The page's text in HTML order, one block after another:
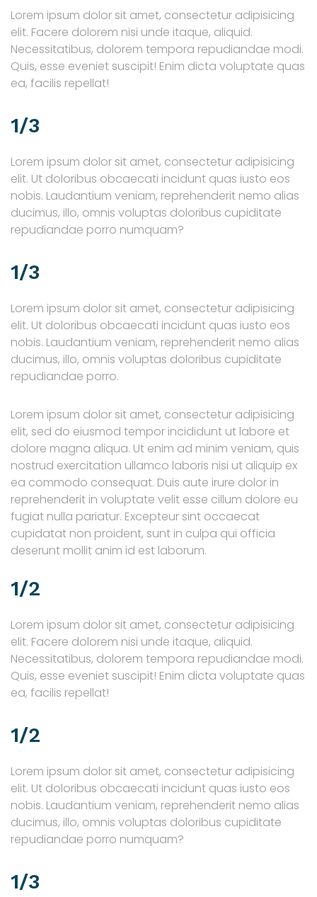
Lorem ipsum dolor sit amet, consectetur adipisicing
elit. Facere dolorem nisi unde itaque, aliquid.
Necessitatibus, dolorem tempora repudiandae modi.
Quis, esse eveniet suscipit! Enim dicta voluptate quas
ea, facilis repellat!
1/3
Lorem ipsum dolor sit amet, consectetur adipisicing
elit. Ut doloribus obcaecati incidunt quas iusto eos
nobis. Laudantium veniam, reprehenderit nemo alias
ducimus, illo, omnis voluptas doloribus cupiditate
repudiandae porro numquam?
1/3
Lorem ipsum dolor sit amet, consectetur adipisicing
elit. Ut doloribus obcaecati incidunt quas iusto eos
nobis. Laudantium veniam, reprehenderit nemo alias
ducimus, illo, omnis voluptas doloribus cupiditate
repudiandae porro.
Lorem ipsum dolor sit amet, consectetur adipisicing
elit, sed do eiusmod tempor incididunt ut labore et
dolore magna aliqua. Ut enim ad minim veniam, quis
nostrud exercitation ullamco laboris nisi ut aliquip ex
ea commodo consequat. Duis aute irure dolor in
reprehenderit in voluptate velit esse cillum dolore eu
fugiat nulla pariatur. Excepteur sint occaecat
cupidatat non proident, sunt in culpa qui officia
deserunt mollit anim id est laborum.
1/2
Lorem ipsum dolor sit amet, consectetur adipisicing
elit. Facere dolorem nisi unde itaque, aliquid.
Necessitatibus, dolorem tempora repudiandae modi.
Quis, esse eveniet suscipit! Enim dicta voluptate quas
ea, facilis repellat!
1/2
Lorem ipsum dolor sit amet, consectetur adipisicing
elit. Ut doloribus obcaecati incidunt quas iusto eos
nobis. Laudantium veniam, reprehenderit nemo alias
ducimus, illo, omnis voluptas doloribus cupiditate
repudiandae porro numquam?
1/3